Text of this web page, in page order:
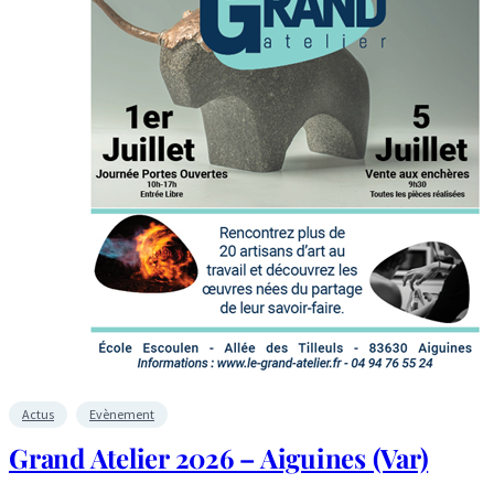
Actus Evènement
Grand Atelier 2026 – Aiguines (Var)